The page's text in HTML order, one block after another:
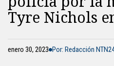
Tyre Nichols
enero 30, 2023 Por: Redacción